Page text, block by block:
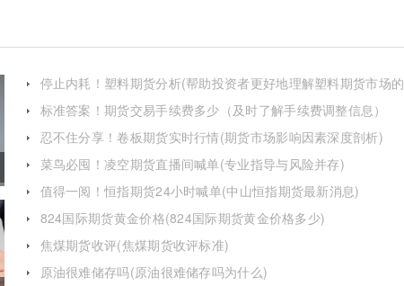
停止内耗！塑料期货分析(帮助投资者更好地理解塑料期货市场的
动态)
标准答案！期货交易手续费多少（及时了解手续费调整信息）
忍不住分享！卷板期货实时行情(期货市场影响因素深度剖析)
菜鸟必囤！凌空期货直播间喊单(专业指导与风险并存)
值得一阅！恒指期货24小时喊单(中山恒指期货最新消息)
824国际期货黄金价格(824国际期货黄金价格多少)
焦煤期货收评(焦煤期货收评标准)
原油很难储存吗(原油很难储存吗为什么)